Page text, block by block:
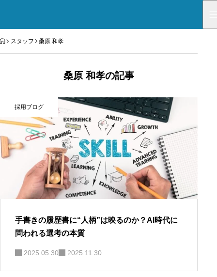
HOME
スタッフ 桑原 和孝
桑原 和孝の記事
採用ブログ
手書きの履歴書に“人柄”は映るのか？AI時代に
問われる選考の本質
2025.05.30 2025.11.30